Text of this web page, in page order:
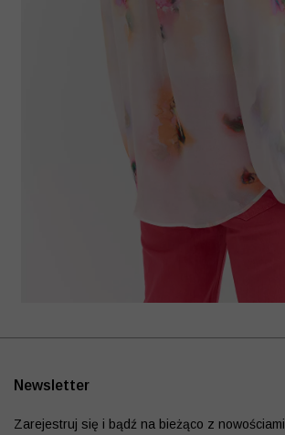
Newsletter
Zarejestruj się i bądź na bieżąco z nowościami